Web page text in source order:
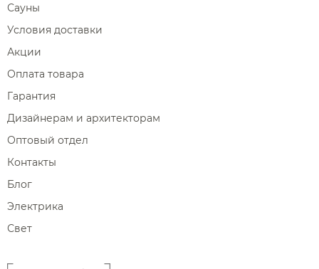
Сауны
Условия доставки
Акции
Оплата товара
Гарантия
Дизайнерам и архитекторам
Оптовый отдел
Контакты
Блог
Электрика
Свет